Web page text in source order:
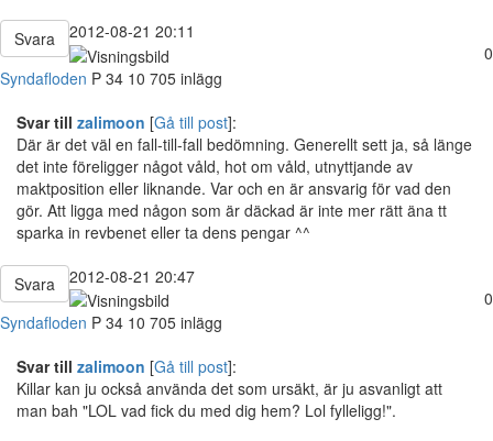
Svara
2012-08-21 20:11
0
Syndafloden P 34 10 705 inlägg
Svar till zalimoon [Gå till post]:
Där är det väl en fall-till-fall bedömning. Generellt sett ja, så länge
det inte föreligger något våld, hot om våld, utnyttjande av
maktposition eller liknande. Var och en är ansvarig för vad den
gör. Att ligga med någon som är däckad är inte mer rätt äna tt
sparka in revbenet eller ta dens pengar ^^
Svara
2012-08-21 20:47
0
Syndafloden P 34 10 705 inlägg
Svar till zalimoon [Gå till post]:
Killar kan ju också använda det som ursäkt, är ju asvanligt att
man bah "LOL vad fick du med dig hem? Lol fylleligg!".